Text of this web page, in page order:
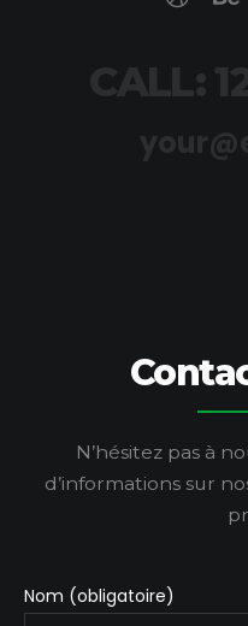
CALL:
N’hésitez pas à
d’informations sur
Nom (obligatoire)